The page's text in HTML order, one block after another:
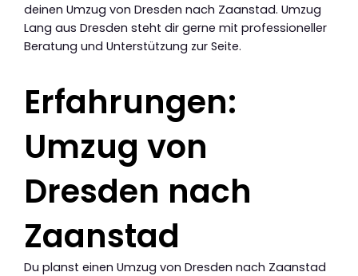
deinen Umzug von Dresden nach Zaanstad. Umzug
Lang aus Dresden steht dir gerne mit professioneller
Beratung und Unterstützung zur Seite.
Erfahrungen:
Umzug von
Dresden nach
Zaanstad
Du planst einen Umzug von Dresden nach Zaanstad